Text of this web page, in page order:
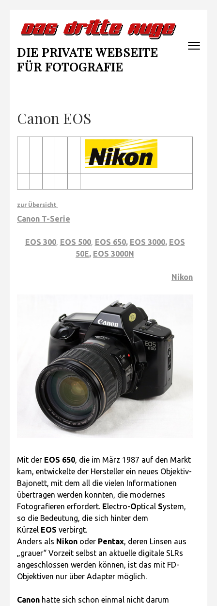
Inhalt
springen
(Enter
drücken)
DIE PRIVATE WEBSEITE
FÜR FOTOGRAFIE
Canon EOS
zur Übersicht
Canon T-Serie
EOS 300, EOS 500, EOS 650, EOS 3000, EOS
50E, EOS 3000N
Nikon
Mit der EOS 650, die im März 1987 auf den Markt
kam, entwickelte der Hersteller ein neues Objektiv-
Bajonett, mit dem all die vielen Informationen
übertragen werden konnten, die modernes
Fotografieren erfordert. Electro-Optical System,
so die Bedeutung, die sich hinter dem
Kürzel EOS verbirgt.
Anders als Nikon oder Pentax, deren Linsen aus
„grauer“ Vorzeit selbst an aktuelle digitale SLRs
angeschlossen werden können, ist das mit FD-
Objektiven nur über Adapter möglich.
Canon hatte sich schon einmal nicht darum